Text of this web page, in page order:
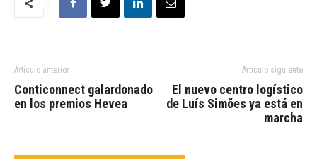
Artículo anterior
Conticonnect galardonado
en los premios Hevea
Artículo siguiente
El nuevo centro logístico
de Luís Simões ya está en
marcha